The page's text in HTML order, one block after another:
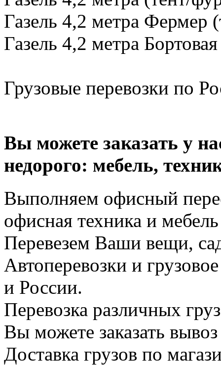
Газель 4,2 метра Фермер
Газель 4,2 метра
Грузовые перевозки по
Вы можете заказать у
недорого: мебель,
Выполняем офисный
офисная техника и
Перевезем Ваши вещи,
Автоперевозки и
и России.
Перевозка различных
Вы можете заказать
Доставка грузов по